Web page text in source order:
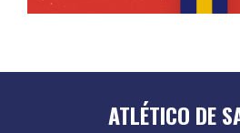
ATLÉTICO DE